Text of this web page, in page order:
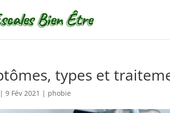
types et
|9 Fév 2021 | phobie